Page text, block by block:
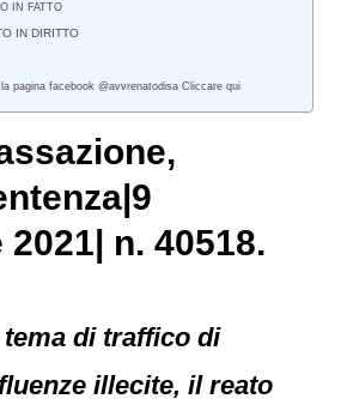
IN FATTO
IN DIRITTO
la pagina facebook @avvrenatodisa Cliccare qui
n. 40518.
tema di traffico di
illecite, il reato